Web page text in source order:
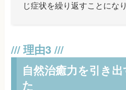
じ症状を繰り返すことになり
自然治癒力を引き
た